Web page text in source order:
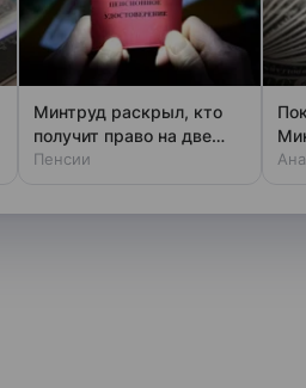
Минтруд раскрыл, кто
получит право на две
пенсии
Пенсии